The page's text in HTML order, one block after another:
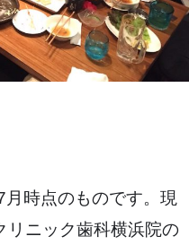
時点のものです。現
リニック歯科横浜院の